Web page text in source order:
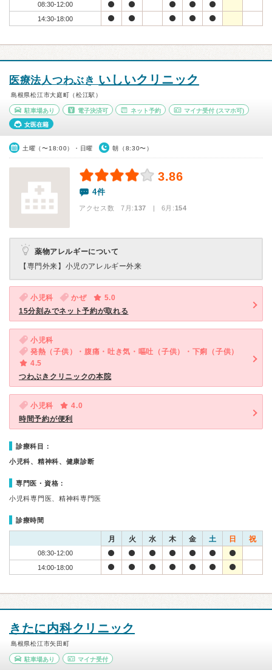
08:30-12:00
14:30-18:00
医療法人つわぶき いしいクリニック
島根県松江市大庭町（松江駅）
駐車場あり 電子決済可 ネット予約 マイナ受付 (スマホ可)
女医在籍
土曜（〜18:00）・日曜 朝（8:30〜）
3.86
4件
アクセス数 7月:137 | 6月:154
薬物アレルギーについて
【専門外来】 小児のアレルギー外来
小児科 かぜ
5.0
15分刻みでネット予約が取れる
小児科
発熱（子供）・腹痛・吐き気・嘔吐（子供）・下痢（子供）
4.5
つわぶきクリニックの本院
小児科
4.0
時間予約が便利
診療科目：
小児科、精神科、健康診断
専門医・資格：
小児科専門医、精神科専門医
診療時間
月 火 水 木 金 土 日 祝
08:30-12:00
14:00-18:00
きたに内科クリニック
島根県松江市矢田町
駐車場あり マイナ受付